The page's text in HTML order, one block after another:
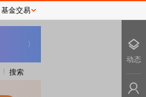
搜索
基金交易
动态